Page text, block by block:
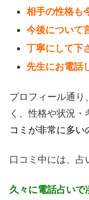
相手の性格も
今後について
丁寧にして下
先生にお電話
プロフィール通り
く、性格や状況・
コミが非常に多い
口コミ中には、占
久々に電話占いで